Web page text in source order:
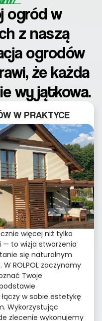
ogród w
z naszą
ogrodów
że każda
wyjątkowa.
W PRAKTYCE
więcej niż tylko
— to wizja stworzenia
się naturalnym
ROLPOL zaczynamy
Twoje
w sobie estetykę
Wykorzystując
zlecenie wykonujemy